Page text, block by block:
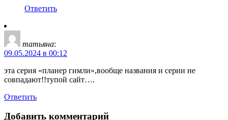
Ответить
татьяна:
09.05.2024 в 00:12
эта серия «планер гимли»,вообще названия и серии не
совпадают!!тупой сайт….
Ответить
Добавить комментарий